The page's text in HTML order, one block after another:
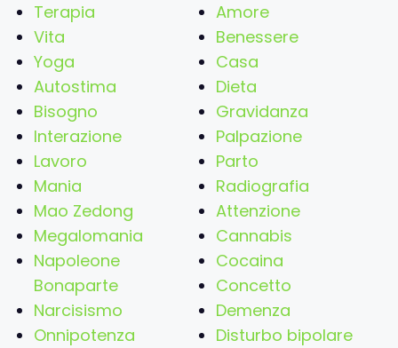
Terapia
Vita
Yoga
Autostima
Bisogno
Interazione
Lavoro
Mania
Mao Zedong
Megalomania
Napoleone
Bonaparte
Narcisismo
Onnipotenza
Amore
Benessere
Casa
Dieta
Gravidanza
Palpazione
Parto
Radiografia
Attenzione
Cannabis
Cocaina
Concetto
Demenza
Disturbo bipolare